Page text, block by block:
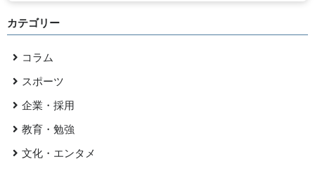
カテゴリー
コラム
スポーツ
企業・採用
教育・勉強
文化・エンタメ